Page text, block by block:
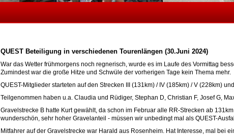
QUEST Beteiligung in verschiedenen Tourenlängen (30.Juni 2024)
War das Wetter frühmorgens noch regnerisch, wurde es im Laufe des Vormittag
Zumindest war die große Hitze und Schwüle der vorherigen Tage kein Thema mehr.
QUEST-Mitglieder starteten auf den Strecken III (131km) / IV (185km) / V (228km)
Teilgenommen haben u.a. Claudia und Rüdiger, Stephan D, Christian F, Josef G,
Gravelstrecke B hatte Kurt gewählt, da schon im Februar alle RR-Strecken ab
wunderschön, sehr hoher Gravelanteil - müssen wir unbedingt mal als QUEST-
Mitfahrer auf der Gravelstrecke war Harald aus Rosenheim. Hat Interesse, mal bei